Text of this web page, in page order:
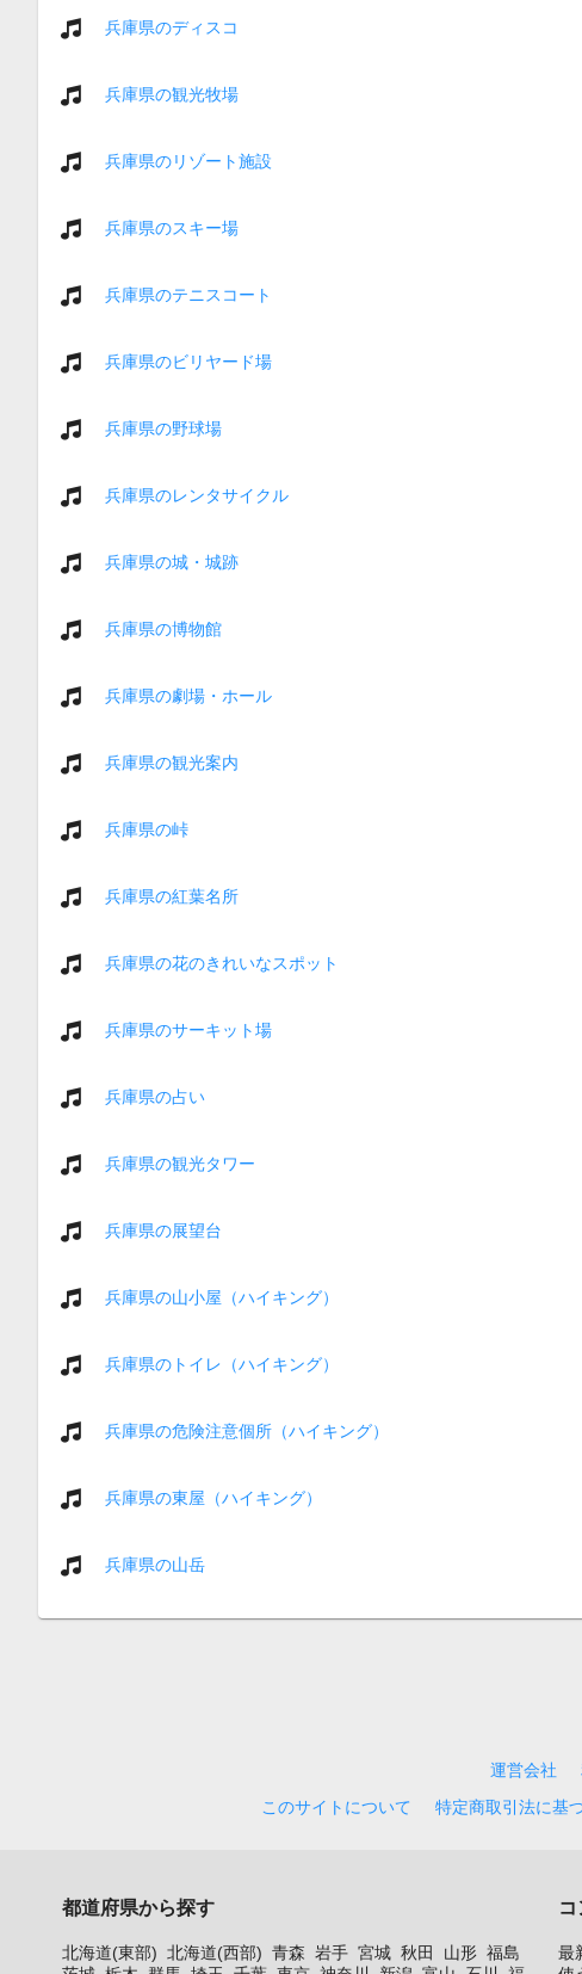
兵庫県のディスコ
兵庫県の観光牧場
兵庫県のリゾート施設
兵庫県のスキー場
兵庫県のテニスコート
兵庫県のビリヤード場
兵庫県の野球場
兵庫県のレンタサイクル
兵庫県の城・城跡
兵庫県の博物館
兵庫県の劇場・ホール
兵庫県の観光案内
兵庫県の峠
兵庫県の紅葉名所
兵庫県の花のきれいなスポット
兵庫県のサーキット場
兵庫県の占い
兵庫県の観光タワー
兵庫県の展望台
兵庫県の山小屋（ハイキング）
兵庫県のトイレ（ハイキング）
兵庫県の危険注意個所（ハイキング）
兵庫県の東屋（ハイキング）
兵庫県の山岳
運営会社
このサイトについて
特定商取引法に基
都道府県から探す
北海道(東部) 北海道(西部) 青森 岩手 宮城 秋田 山形 福島
最